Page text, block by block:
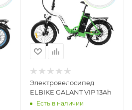
Электровелосипед
ELBIKE GALANT VIP 13Ah
Есть в наличии